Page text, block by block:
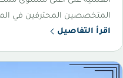
المتخصصين المحترفين في
اقرأ التفاصيل